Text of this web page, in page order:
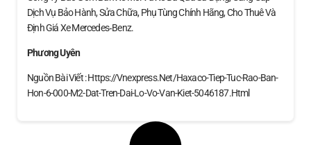
Dịch Vụ Bảo Hành, Sửa Chữa, Phụ Tùng Chính Hãng, Cho Thuê Và
Định Giá Xe Mercedes‑Benz.
Phương Uyên
Nguồn Bài Viết : Https://vnexpress.net/haxaco-Tiep-Tuc-Rao-Ban-
Hon-6-000-M2-Dat-Tren-Dai-Lo-Vo-Van-Kiet-5046187.html